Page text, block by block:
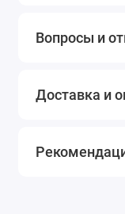
Вопросы и
Доставка и